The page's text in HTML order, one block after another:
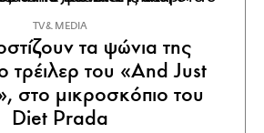
TV & MEDIA
τα ψώνια της
τρέιλερ του «And Just
στο μικροσκόπιο του
Diet Prada